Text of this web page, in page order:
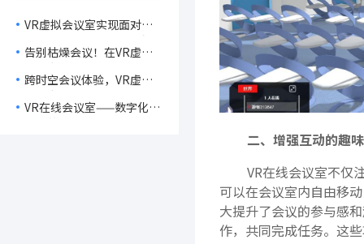
VR虚拟会议室实现面对面
沟通！大大提高工作效率！
告别枯燥会议！在VR虚拟
会议室里，开会也能玩出
花！
跨时空会议体验，VR虚拟
会议室让远程协作触手可
及！
VR在线会议室——数字化转
二、增强互动的趣
VR在线会议室不仅
可以在会议室内自由移
大提升了会议的参与感
作，共同完成任务。这